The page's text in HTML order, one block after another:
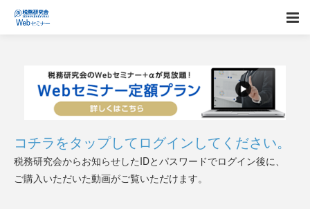
コチラをタップしてログインしてください。
税務研究会からお知らせしたIDとパスワードでログイン後に、
ご購入いただいた動画がご覧いただけます。